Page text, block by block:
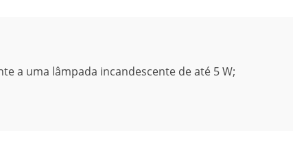
a uma lâmpada incandescente de até 5 W;